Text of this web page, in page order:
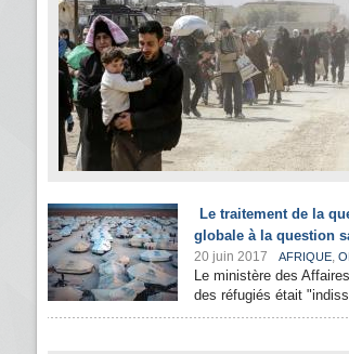
Le traitement de la
globale à la question
20 juin 2017 AFRIQUE,
Le ministère des
des réfugiés était